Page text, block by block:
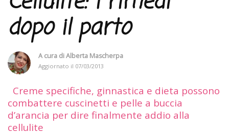
dopo il parto
A cura diAlberta Mascherpa
Aggiornato il 07/03/2013
Creme specifiche, ginnastica e dieta possono
combattere cuscinetti e pelle a buccia
d’arancia per dire finalmente addio alla
cellulite